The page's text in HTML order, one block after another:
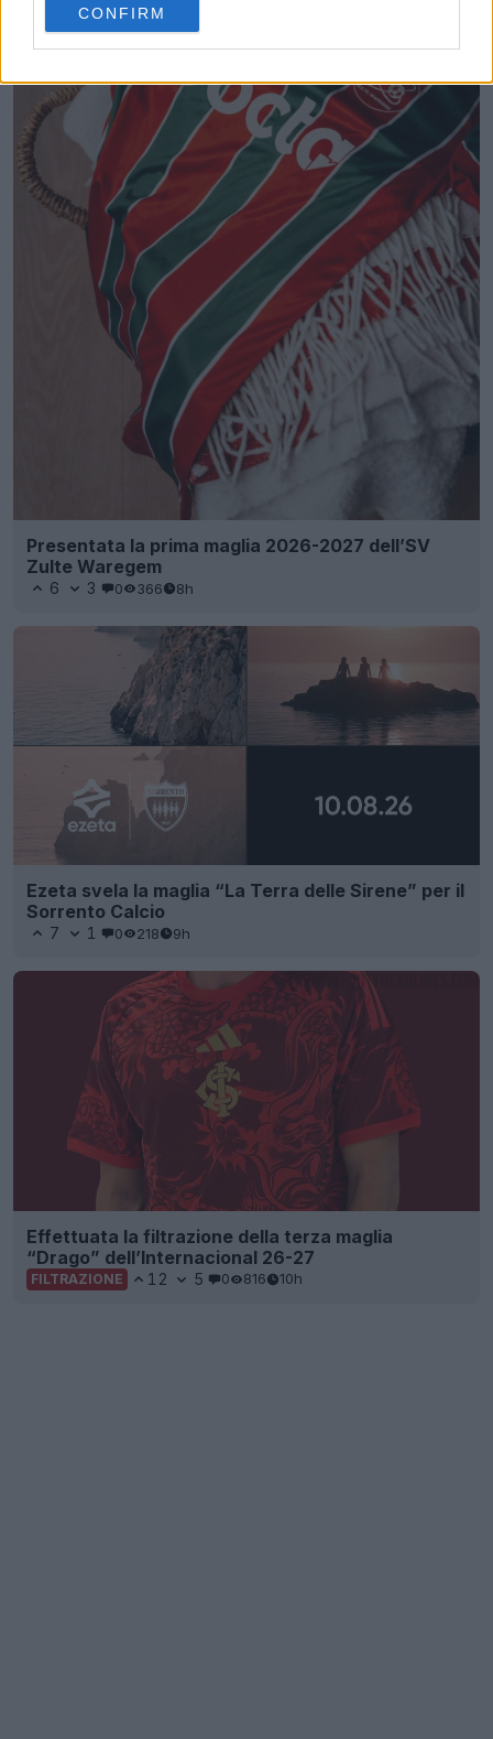
CONFIRM
Presentata la prima maglia 2026-2027 dell’SV
Zulte Waregem
6 3 0 366 8h
Ezeta svela la maglia “La Terra delle Sirene” per il
Sorrento Calcio
7 1 0 218 9h
Effettuata la filtrazione della terza maglia
“Drago” dell’Internacional 26-27
FILTRAZIONE 12 5 0 816 10h